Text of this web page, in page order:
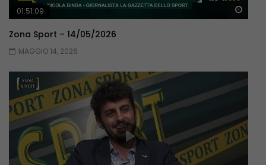
01:51:09
Zona Sport – 14/05/2026
MAGGIO 14, 2026